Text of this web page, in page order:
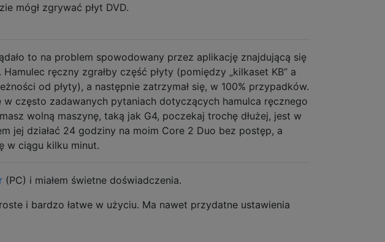
mógł zgrywać płyt DVD.
to na problem spowodowany przez aplikację znajdującą się
ręczny zgrałby część płyty (pomiędzy „kilkaset KB” a
od płyty), a następnie zatrzymał się, w 100% przypadków.
w często zadawanych pytaniach dotyczących hamulca ręcznego
wolną maszynę, taką jak G4, poczekaj trochę dłużej, jest w
jej działać 24 godziny na moim Core 2 Duo bez postęp, a
w ciągu kilku minut.
(PC) i miałem świetne doświadczenia.
i bardzo łatwe w użyciu. Ma nawet przydatne ustawienia